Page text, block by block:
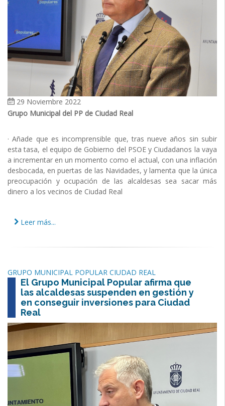
29 Noviembre 2022
Grupo Municipal del PP de Ciudad Real
· Añade que es incomprensible que, tras nueve años sin subir
esta tasa, el equipo de Gobierno del PSOE y Ciudadanos la vaya
a incrementar en un momento como el actual, con una inflación
desbocada, en puertas de las Navidades, y lamenta que la única
preocupación y ocupación de las alcaldesas sea sacar más
dinero a los vecinos de Ciudad Real
Leer más...
GRUPO MUNICIPAL POPULAR CIUDAD REAL
El Grupo Municipal Popular afirma que
las alcaldesas suspenden en gestión y
en conseguir inversiones para Ciudad
Real